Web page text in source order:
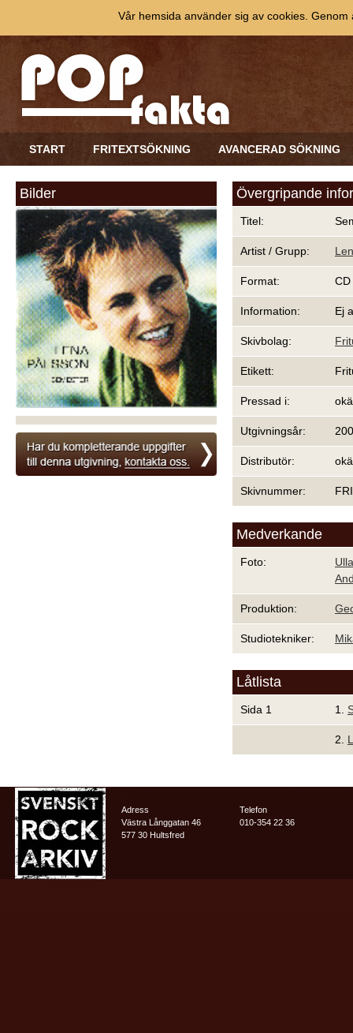
START FRITEXTSÖKNING AVANCERAD SÖKNING
Bilder Övergripande
Titel:
Artist / Grupp:
Format: CD
Information: Ej
Skivbolag:
Etikett:
Pressad i:
Utgivningsår:
Distributör:
Skivnummer:
Medverkande
Foto:
Produktion:
Studiotekniker:
Låtlista
Sida 1 1.
2.
Adress
Västra Långgatan 46
577 30 Hultsfred
Telefon
010-354 22 36
Vår hemsida använder sig av cookies.